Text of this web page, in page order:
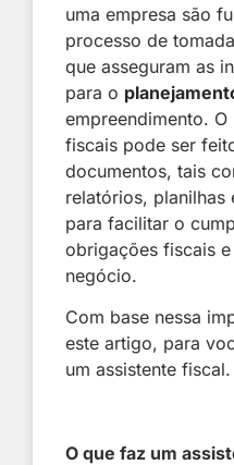
uma empresa são
processo de
que asseguram as
para o
empreendimento.
fiscais pode ser
documentos, tais
relatórios, planilhas
para facilitar o
obrigações fiscais
negócio.
Com base nessa
este artigo, para
um assistente
O que faz um